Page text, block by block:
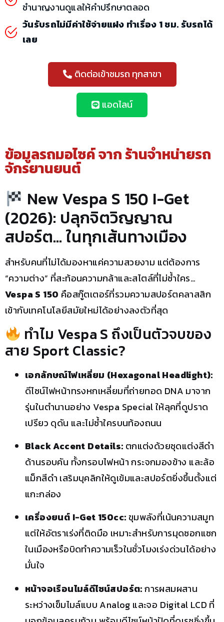
ชำนาญงานดูแลให้คำปรึกษาตลอด
วันรับรถไม่มีค่าใช้จ่ายแฝง ทำเรื่อง 1 ชม. รับรถได้
เลย
ติดต่อเข้าชมรถ ทุกสาขา
แอดไลน์
ข้อมูลรถมอไซค์ จากร้านจำหน่ายรถ
จักรยานยนต์
New Vespa S 150 I-Get
(2026): ปลุกจิตวิญญาณ
สปอร์ต… ในทุกเส้นทางเมือง
สำหรับคนที่ไม่ได้มองหาแค่ความสวยงาม แต่ต้องการ
“ความต่าง” ที่สะท้อนความกล้าและสไตล์ที่ไม่ซ้ำใคร…
Vespa S 150 คือสกู๊ตเตอร์ที่รวมความสปอร์ตคลาสสิก
เข้ากับเทคโนโลยีสมัยใหม่ได้อย่างลงตัวที่สุด
ทำไม Vespa S ถึงเป็นตัวจบของ
สาย Sport Classic?
เอกลักษณ์ไฟเหลี่ยม (Hexagonal Headlight):
ดีไซน์ไฟหน้าทรงหกเหลี่ยมที่ถ่ายทอด DNA มาจาก
รุ่นในตำนานอย่าง Vespa Special ให้ลุคที่ดูปราด
เปรียว ดุดัน และไม่ซ้ำใครบนท้องถนน
Black Accent Details: ตกแต่งด้วยชุดแต่งสีดำ
ด้านรอบคัน ทั้งกรอบไฟหน้า กระจกมองข้าง และล้อ
แม็กสีดำ เสริมบุคลิกให้ดูเข้มและสปอร์ตยิ่งขึ้นตั้งแต่
แกะกล่อง
เครื่องยนต์ I-Get 150cc:ขุมพลังที่เน้นความสมูท
แต่ให้อัตราเร่งที่ติดมือ เหมาะสำหรับการมุดซอกแซก
ในเมืองหรือบิดทำความเร็วในชั่วโมงเร่งด่วนได้อย่าง
มั่นใจ
หน้าจอเรือนไมล์ดีไซน์สปอร์ต:การผสมผสาน
ระหว่างเข็มไมล์แบบ Analog และจอ Digital LCD ที่